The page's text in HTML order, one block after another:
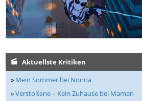
Aktuellste Kritiken
» Mein Sommer bei Nonna
»Verstoßene – Kein Zuhause bei Maman